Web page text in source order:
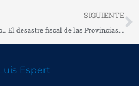
SIGUIENTE